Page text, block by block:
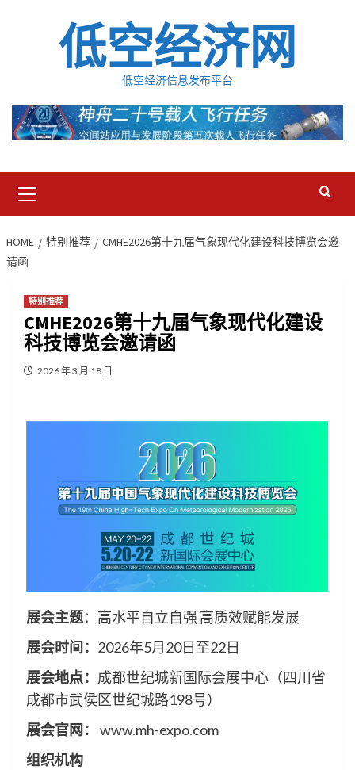
低空经济网
低空经济信息发布平台
Menu
HOME 特别推荐
CMHE2026第十九届气象现代化建设科技博览会邀
请函
特别推荐
CMHE2026第十九届气象现代化建设
科技博览会邀请函
2026 年 3 月 18 日
展会主题：高水平自立自强 高质效赋能发展
展会时间： 2026年5月20日至22日
展会地点： 成都世纪城新国际会展中心（四川省
成都市武侯区世纪城路198号）
展会官网：
www.mh-expo.com
组织机构